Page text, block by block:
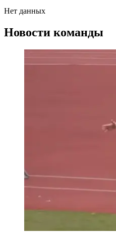
Нет данных
Новости команды